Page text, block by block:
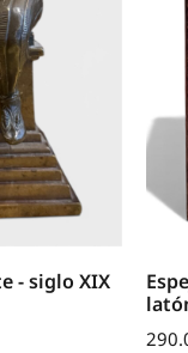
- siglo XIX